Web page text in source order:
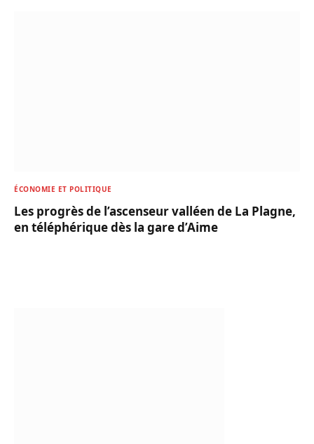
ÉCONOMIE ET POLITIQUE
Les progrès de l’ascenseur valléen de La Plagne,
en téléphérique dès la gare d’Aime